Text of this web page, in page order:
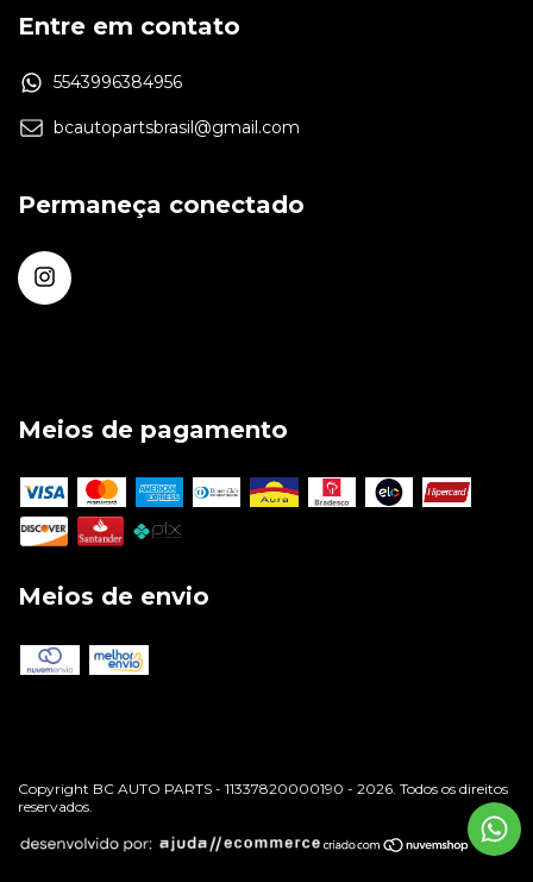
Entre em contato
5543996384956
bcautopartsbrasil@gmail.com
Permaneça conectado
Meios de pagamento
Meios de envio
Copyright BC AUTO PARTS - 11337820000190 - 2026. Todos os direitos
reservados.